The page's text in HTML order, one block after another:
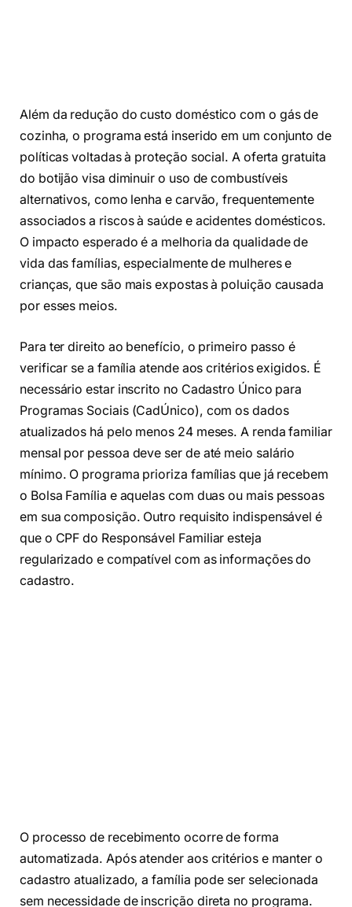
Além da redução do custo doméstico com o gás de
cozinha, o programa está inserido em um conjunto de
políticas voltadas à proteção social. A oferta gratuita
do botijão visa diminuir o uso de combustíveis
alternativos, como lenha e carvão, frequentemente
associados a riscos à saúde e acidentes domésticos.
O impacto esperado é a melhoria da qualidade de
vida das famílias, especialmente de mulheres e
crianças, que são mais expostas à poluição causada
por esses meios.
Para ter direito ao benefício, o primeiro passo é
verificar se a família atende aos critérios exigidos. É
necessário estar inscrito no Cadastro Único para
Programas Sociais (CadÚnico), com os dados
atualizados há pelo menos 24 meses. A renda familiar
mensal por pessoa deve ser de até meio salário
mínimo. O programa prioriza famílias que já recebem
o Bolsa Família e aquelas com duas ou mais pessoas
em sua composição. Outro requisito indispensável é
que o CPF do Responsável Familiar esteja
regularizado e compatível com as informações do
cadastro.
O processo de recebimento ocorre de forma
automatizada. Após atender aos critérios e manter o
cadastro atualizado, a família pode ser selecionada
sem necessidade de inscrição direta no programa.